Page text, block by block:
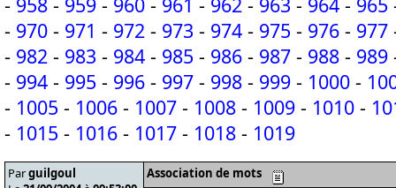
- 970 - 971 - 972 - 973 - 974 - 975 - 976 - 977
- 982 - 983 - 984 - 985 - 986 - 987 - 988 - 989
- 994 - 995 - 996 - 997 - 998 - 999 - 1000 -
- 1005 - 1006 - 1007 - 1008 - 1009 - 1010 -
- 1015 - 1016 - 1017 - 1018 - 1019
Parguilgoul
Association de mots